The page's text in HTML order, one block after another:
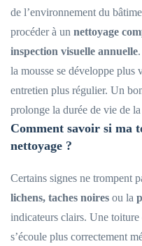
de l’environnement du
procéder à un nettoyage
inspection visuelle annuelle
la mousse se développe plus
entretien plus régulier. Un
prolonge la durée de vie de
Comment savoir si ma
nettoyage ?
Certains signes ne trompent
lichens, taches noires ou la
indicateurs clairs. Une
s’écoule plus correctement